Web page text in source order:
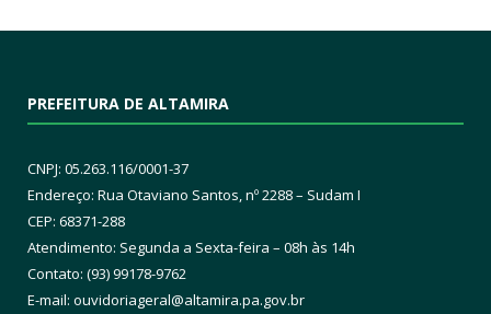
PREFEITURA DE ALTAMIRA
CNPJ: 05.263.116/0001-37
Endereço: Rua Otaviano Santos, nº 2288 – Sudam I
CEP: 68371-288
Atendimento: Segunda a Sexta-feira – 08h às 14h
Contato: (93) 99178-9762
E-mail: ouvidoriageral@altamira.pa.gov.br